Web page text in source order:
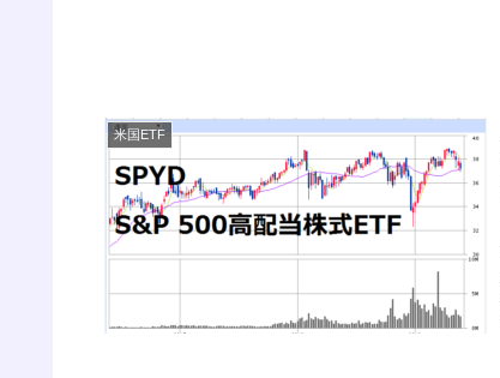
米国ETF